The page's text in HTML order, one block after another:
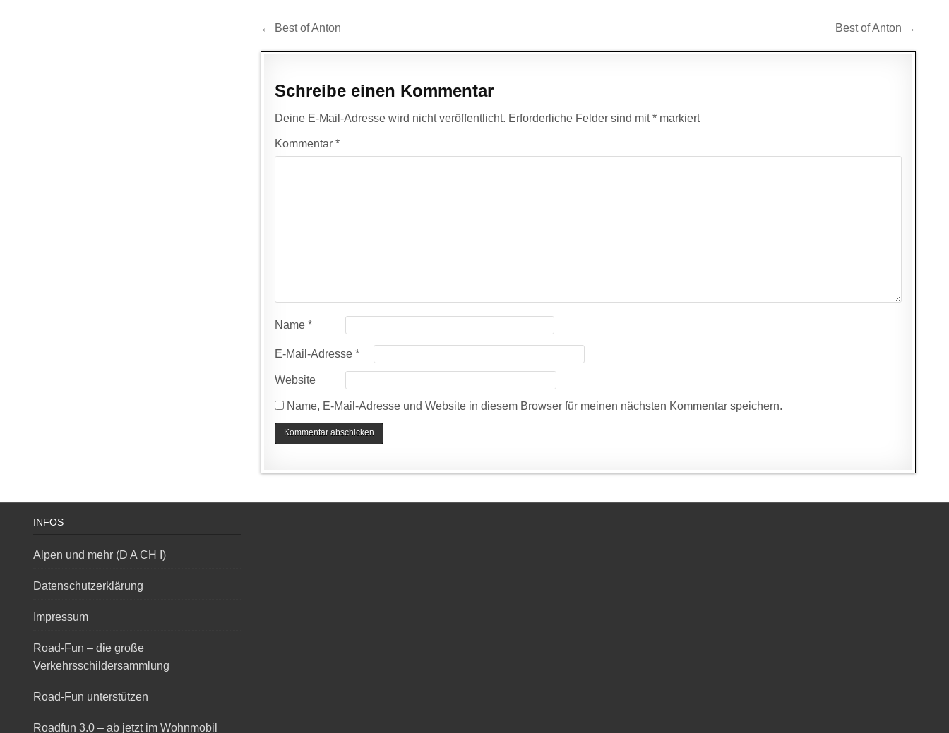
Beitragsnavigation
← Best of Anton Best of Anton →
Schreibe einen Kommentar
Deine E-Mail-Adresse wird nicht veröffentlicht. Erforderliche Felder sind mit* markiert
Kommentar*
Name*
E-Mail-Adresse*
Website
Name, E-Mail-Adresse und Website in diesem Browser für meinen nächsten Kommentar speichern.
INFOS
Alpen und mehr (D A CH I)
Datenschutzerklärung
Impressum
Road-Fun – die große
Verkehrsschildersammlung
Road-Fun unterstützen
Roadfun 3.0 – ab jetzt im Wohnmobil